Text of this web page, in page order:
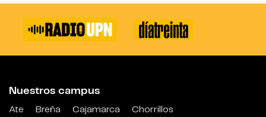
Nuestros campus
Ate Breña Cajamarca
Chorrillos